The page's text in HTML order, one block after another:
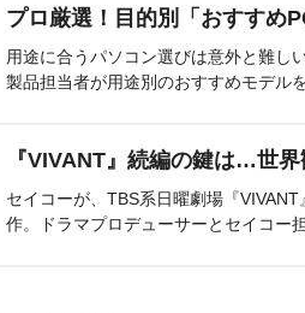
プロ厳選！目的別「おすすめ
用途に合うパソコン選びは意外と難し
製品担当者が用途別のおすすめモデル
『VIVANT』続編の鍵は…世
セイコーが、TBS系日曜劇場『
作。ドラマプロデューサーとセイコー